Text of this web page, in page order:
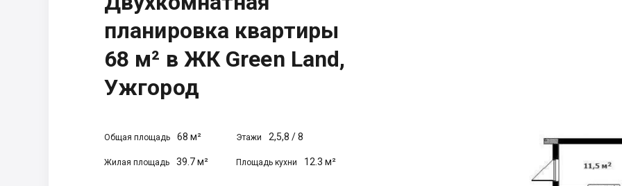
планировка квартиры
68 м² в ЖК Green Land,
Ужгород
Общая площадь 68 м² Этажи 2,5,8 /8
Жилая площадь 39.7 м² Площадь кухни 12.3 м²